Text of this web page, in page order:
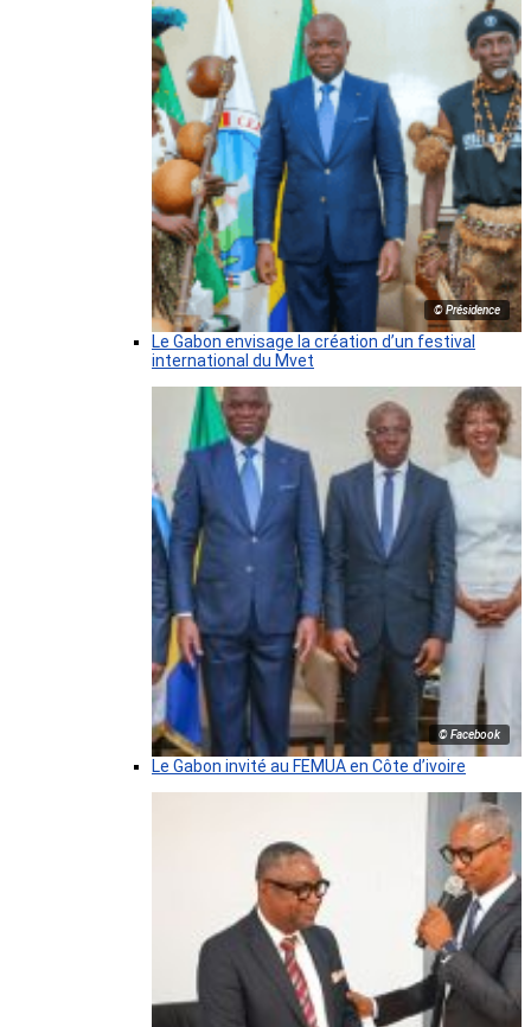
© Présidence
Le Gabon envisage la création d’un festival
international du Mvet
© Facebook
Le Gabon invité au FEMUA en Côte d’ivoire